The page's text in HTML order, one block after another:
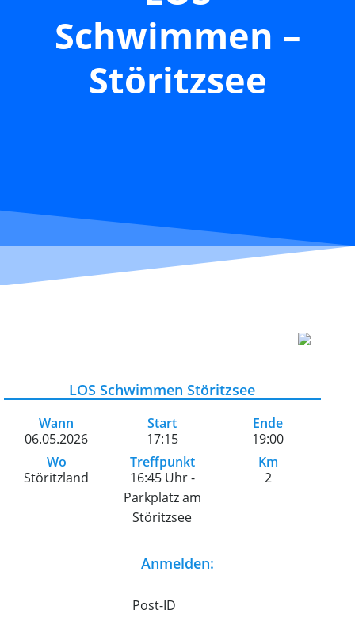
Schwimmen –
Störitzsee
LOS Schwimmen Störitzsee
Wann
06.05.2026
Start
17:15
Ende
19:00
Wo
Störitzland
Treffpunkt
16:45 Uhr -
Parkplatz am
Störitzsee
Km
2
Anmelden:
Post-ID